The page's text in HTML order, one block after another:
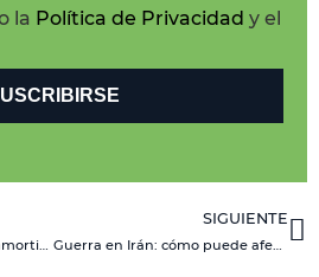
la Política de Privacidad y el
SIGUIENTE
Guerra en Irán: cómo puede afectar al precio de la vivienda, a las hipotecas y a los tipos de interés